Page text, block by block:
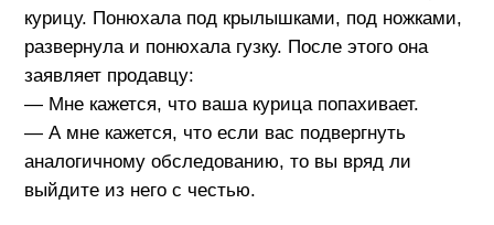
курицу. Понюхала под крылышками, под ножками,
развернула и понюхала гузку. После этого она
заявляет продавцу:
— Мне кажется, что ваша курица попахивает.
— А мне кажется, что если вас подвергнуть
аналогичному обследованию, то вы вряд ли
выйдите из него с честью.